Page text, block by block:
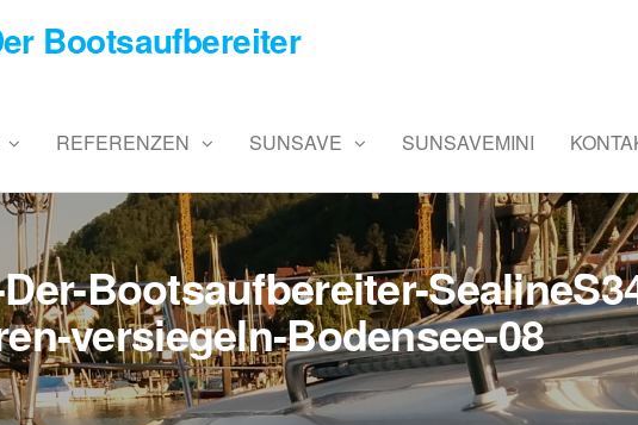
Bootsaufbereiter
REFERENZEN SUNSAVE SUNSAVEMINI
Bootsaufbereiter-
versiegeln-Bodensee-08